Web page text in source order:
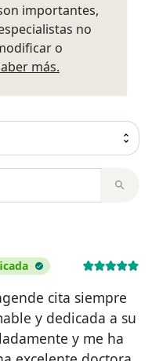
importantes,
no
o
más.
cita siempre
y dedicada a su
y me ha